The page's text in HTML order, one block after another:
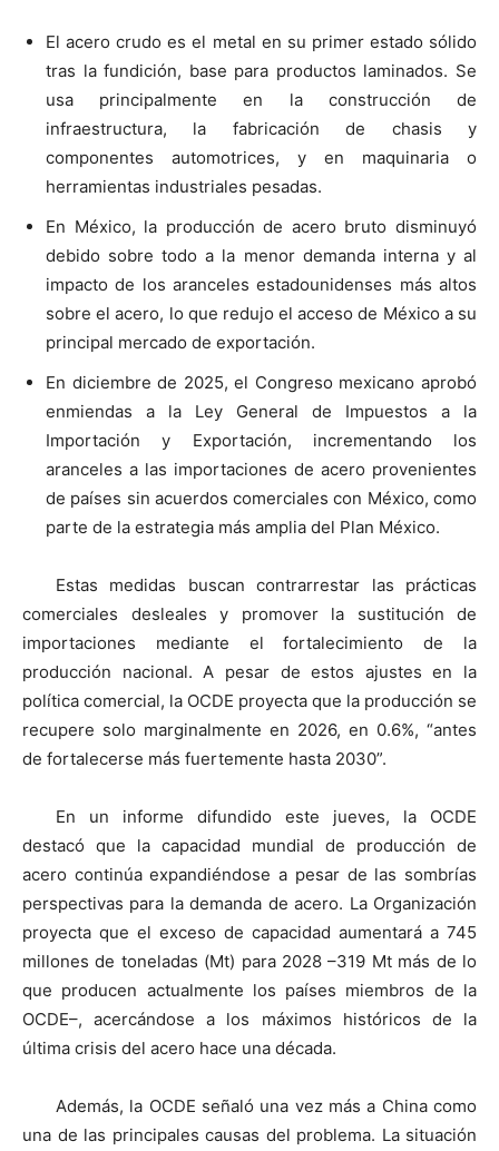
El acero crudo es el metal en su primer estado sólido
tras la fundición, base para productos laminados. Se
usa principalmente en la construcción de
infraestructura, la fabricación de chasis y
componentes automotrices, y en maquinaria o
herramientas industriales pesadas.
En México, la producción de acero bruto disminuyó
debido sobre todo a la menor demanda interna y al
impacto de los aranceles estadounidenses más altos
sobre el acero, lo que redujo el acceso de México a su
principal mercado de exportación.
En diciembre de 2025, el Congreso mexicano aprobó
enmiendas a la Ley General de Impuestos a la
Importación y Exportación, incrementando los
aranceles a las importaciones de acero provenientes
de países sin acuerdos comerciales con México, como
parte de la estrategia más amplia del Plan México.
Estas medidas buscan contrarrestar las prácticas
comerciales desleales y promover la sustitución de
importaciones mediante el fortalecimiento de la
producción nacional. A pesar de estos ajustes en la
política comercial, la OCDE proyecta que la producción se
recupere solo marginalmente en 2026, en 0.6%, “antes
de fortalecerse más fuertemente hasta 2030”.
En un informe difundido este jueves, la OCDE
destacó que la capacidad mundial de producción de
acero continúa expandiéndose a pesar de las sombrías
perspectivas para la demanda de acero. La Organización
proyecta que el exceso de capacidad aumentará a 745
millones de toneladas (Mt) para 2028 –319 Mt más de lo
que producen actualmente los países miembros de la
OCDE–, acercándose a los máximos históricos de la
última crisis del acero hace una década.
Además, la OCDE señaló una vez más a China como
una de las principales causas del problema. La situación